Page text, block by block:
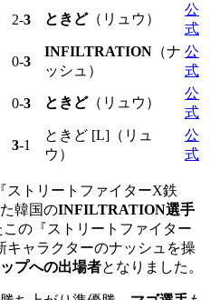
2-3 ときど（リュウ）
公
式
0-3
INFILTRATION （ナ
ッシュ）
公
式
0-3 ときど（リュウ）
公
式
3-1
ときど [L]（リュ
ウ）
公
式
ストリートファイターX鉄
韓国のINFILTRATION選手
の『ストリートファイター
キャラクターのナッシュを操
プへの出場者となりました。